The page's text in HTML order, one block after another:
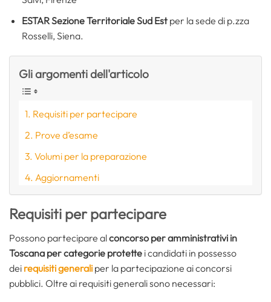
ESTAR Sezione Territoriale Sud Estper la sede di p.zza
Rosselli, Siena.
Gli argomenti dell'articolo
Requisiti per partecipare
Prove d’esame
Volumi per la preparazione
Aggiornamenti
Requisiti per partecipare
Possono partecipare alconcorso per amministrativi in
Toscana per categorie protette i candidati in possesso
dei requisiti generali per la partecipazione ai concorsi
pubblici. Oltre ai requisiti generali sono necessari: